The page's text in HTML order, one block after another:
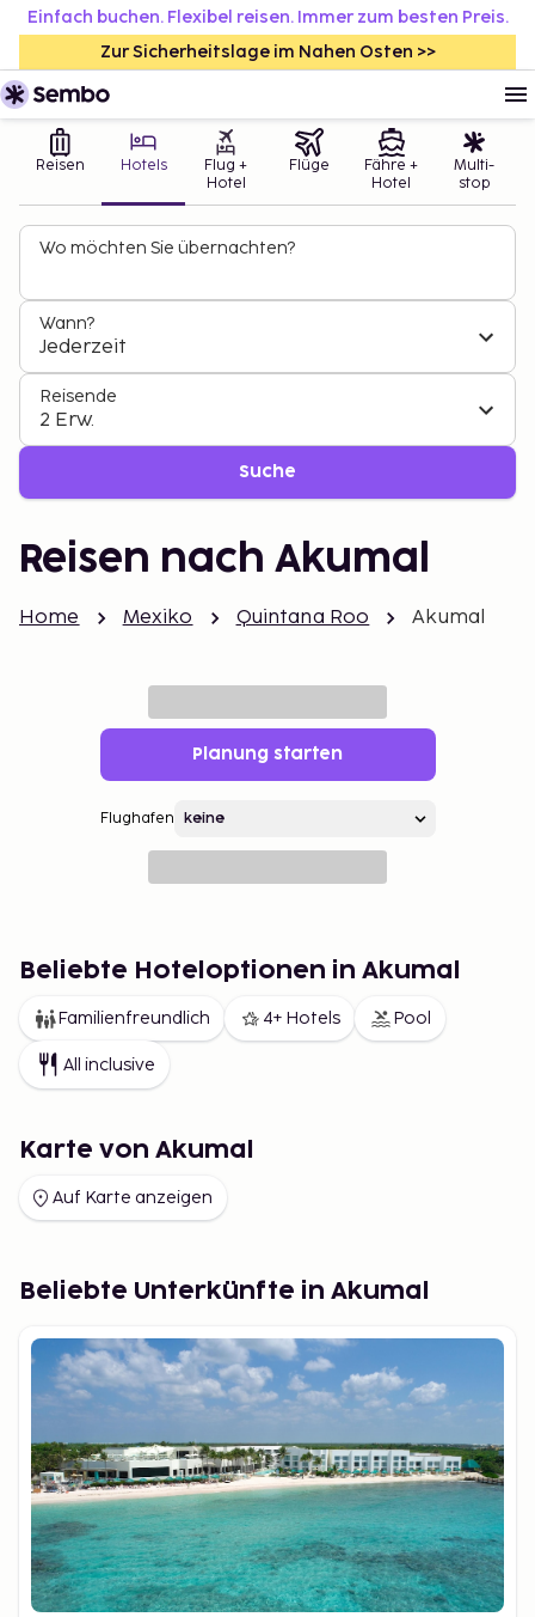
Einfach buchen. Flexibel reisen. Immer zum besten Preis.
Zur Sicherheitslage im Nahen Osten >>
Reisen Hotels
Flug +
Hotel
Flüge
Fähre +
Hotel
Multi-
stop
Wo möchten Sie übernachten?
Wann?
Jederzeit
Reisende
2 Erw.
Suche
Reisen nach Akumal
Home Mexiko Quintana Roo Akumal
Planung starten
Flughafen
Beliebte Hoteloptionen in Akumal
Familienfreundlich 4+ Hotels Pool
All inclusive
Karte von Akumal
Auf Karte anzeigen
Beliebte Unterkünfte in Akumal